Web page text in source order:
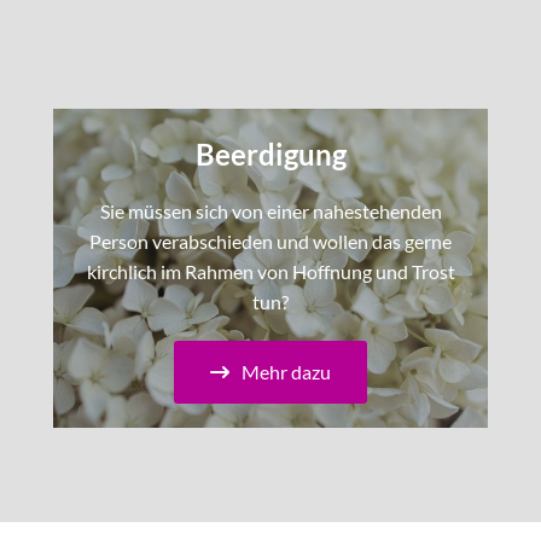
Beerdigung
Sie müssen sich von einer nahestehenden
Person verabschieden und wollen das gerne
kirchlich im Rahmen von Hoffnung und Trost
tun?
Mehr dazu